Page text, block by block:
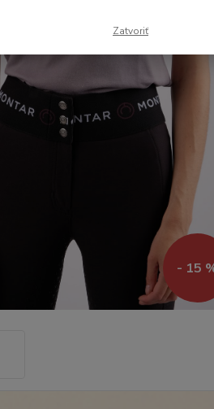
- 15
Zatvoriť